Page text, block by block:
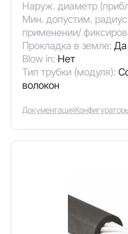
Наруж. диаметр
Мин. допустим.
применении/
Прокладка в земле: Да
Blow in: Нет
Тип трубки (модуля):
волокон
Документация